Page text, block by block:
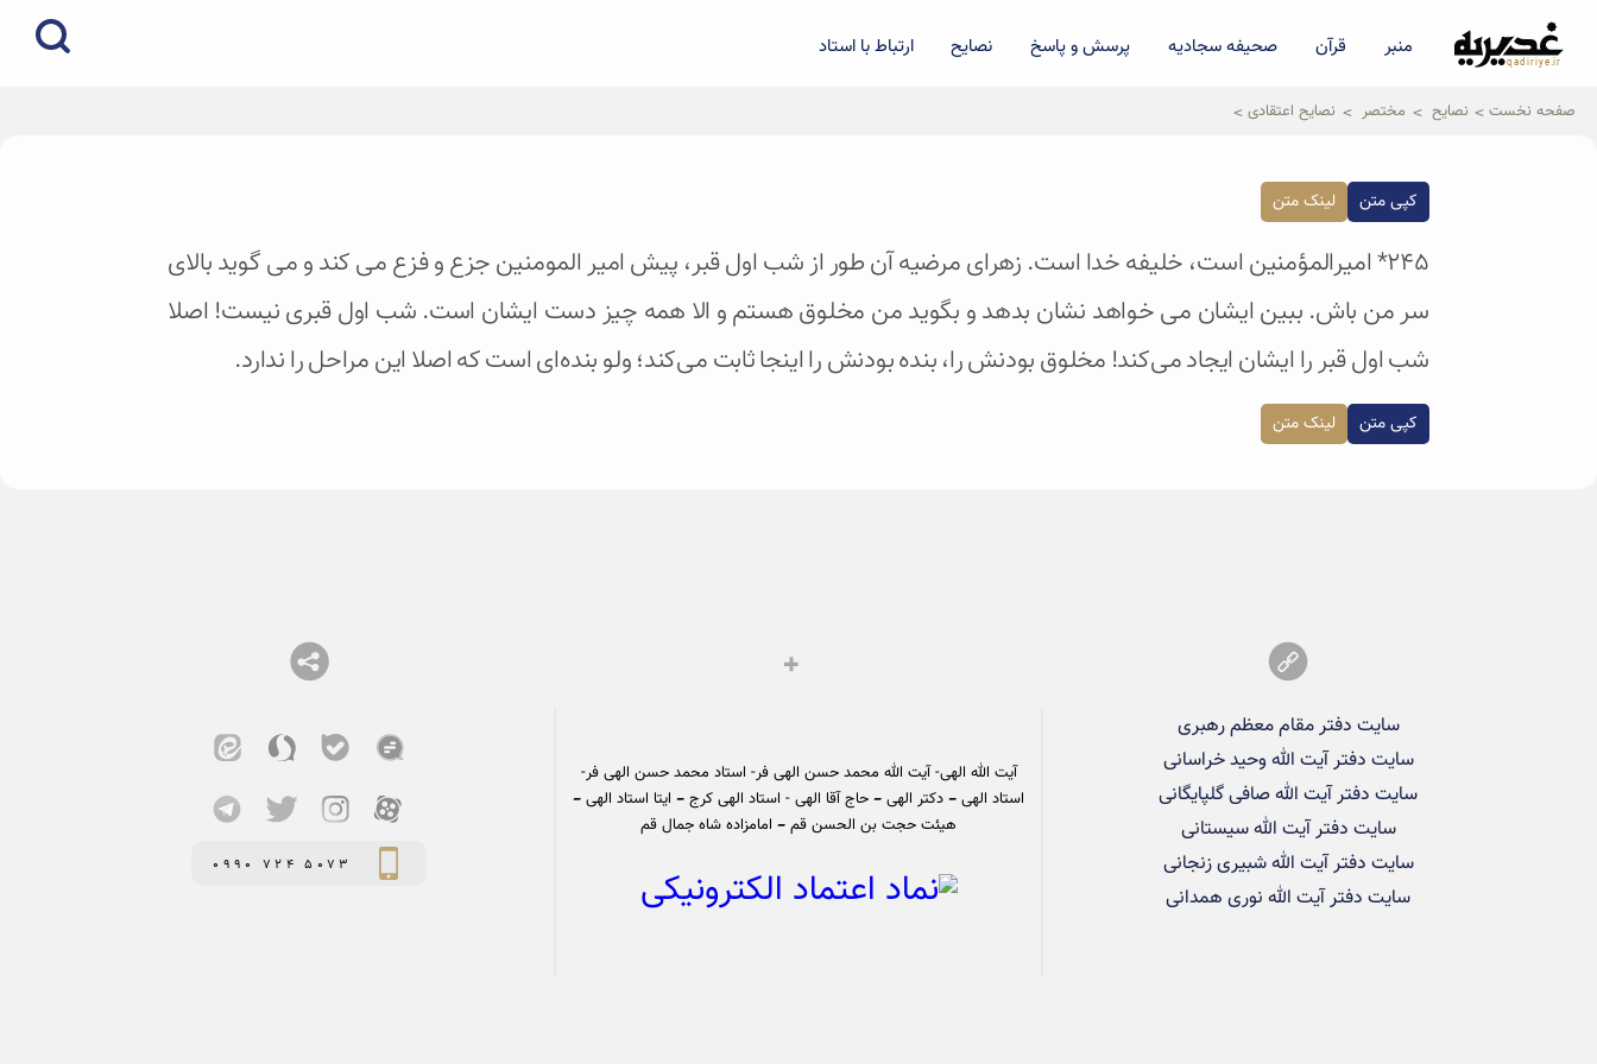
qadiriye.ir
نشریه ی غدیریه-بیانات استاد
منبر قرآن صحیفه سجادیه پرسش و پاسخ نصایح ارتباط با استاد
صفحه نخست نصایح مختصر نصایح اعتقادی
کپی متن لینک متن
۲۴۵* امیرالمؤمنین است، خلیفه خدا است. زهرای مرضیه آن طور از شب اول قبر، پیش امیر المومنین جزع و فزع می کند و می گوید بالای
سر من باش. ببین ایشان می خواهد نشان بدهد و بگوید من مخلوق هستم و الا همه‌ چیز دست ایشان است. شب اول قبری نیست! اصلا
شب اول قبر را ایشان ایجاد می‌کند! مخلوق بودنش را، بنده بودنش را اینجا ثابت می‌کند؛ ولو بنده‌ای است که اصلا این مراحل را ندارد.
کپی متن لینک متن
سایت دفتر مقام معظم رهبری
سایت دفتر آیت الله وحید خراسانی
سایت دفتر آیت الله صافی گلپایگانی
سایت دفتر آیت الله سیستانی
سایت دفتر آیت الله شبیری زنجانی
سایت دفتر آیت الله نوری همدانی
آیت الله الهی- آیت الله محمد حسن الهی فر- استاد محمد حسن الهی فر-
استاد الهی – دکتر الهی – حاج آقا الهی - استاد الهی کرج – ایتا استاد الهی –
هیئت حجت بن الحسن قم – امامزاده شاه جمال قم
0990 724 5073